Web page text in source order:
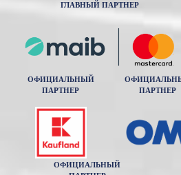
ГЛАВНЫЙ ПАРТНЕР
ОФИЦИАЛЬНЫЙ
ПАРТНЕР
ПАРТНЕР
ОФИЦИАЛЬНЫЙ